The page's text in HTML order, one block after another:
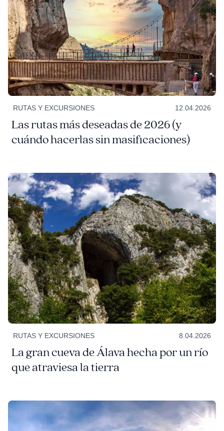
RUTAS Y EXCURSIONES 12.04.2026
Las rutas más deseadas de 2026 (y
cuándo hacerlas sin masificaciones)
RUTAS Y EXCURSIONES 8.04.2026
La gran cueva de Álava hecha por un río
que atraviesa la tierra